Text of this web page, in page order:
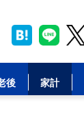
後 家計